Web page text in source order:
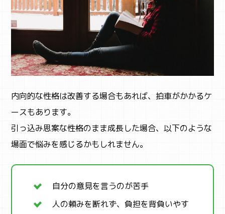
まなびちって？
ABOUT
内向的な性格は改善する場合もあれば、拍車がかかるケ
ースもあります。
引っ込み思案な性格のまま成長した場合、以下のような
場面で悩みを感じるかもしれません。
自分の意見を言うのが苦手
人の頼みを断れず、負担を背負いやす